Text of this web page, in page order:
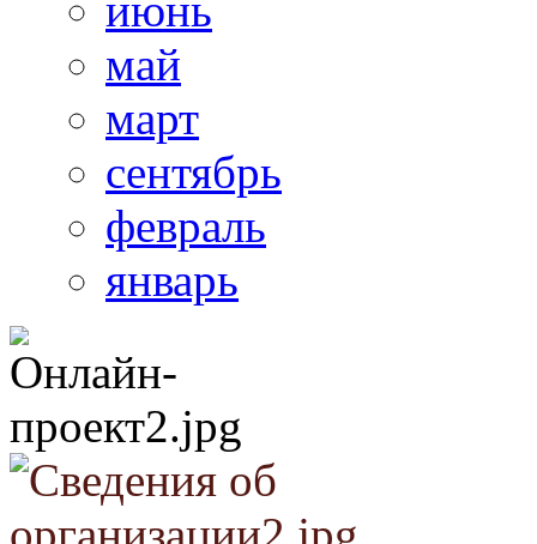
июнь
май
март
сентябрь
февраль
январь